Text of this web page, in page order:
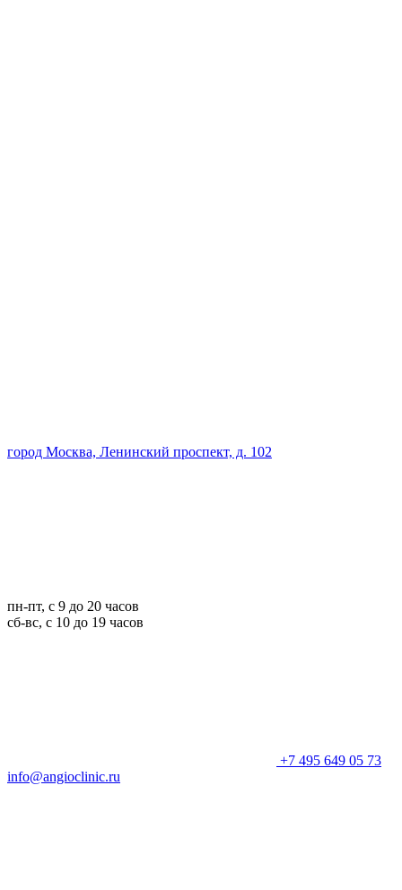
город Москва, Ленинский проспект, д. 102
пн-пт, с 9 до 20 часов
сб-вс, с 10 до 19 часов
+7 495 649 05 73
info@angioclinic.ru